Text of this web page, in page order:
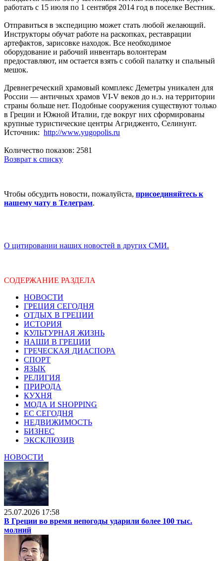
работать с 15 июля по 1 сентября 2014 год в поселке Вестник.
Отправиться в экспедицию может стать любой желающий.
Инструкторы обучат работе на раскопках, реставрации
артефактов, зарисовке находок. Все необходимое
оборудование и рабочий инвентарь волонтерам
предоставляют, им остается взять с собой палатку и спальный
мешок.
Древнегреческий храмовый комплекс Деметры уникален для
России — античных храмов VI-V веков до н.э. на территории
страны больше нет. Подобные сооружения существуют только
в Греции и Южной Италии, где вокруг них сформированы
крупные туристические центры Агридженто, Селинунт.
Источник: http://www.yugopolis.ru
Количество показов: 2581
Возврат к списку
Чтобы обсудить новости, пожалуйста, присоединяйтесь к
нашему чату в Телеграм.
О цитировании наших новостей в других СМИ.
СОДЕРЖАНИЕ РАЗДЕЛА
НОВОСТИ
ГРЕЦИЯ СЕГОДНЯ
ОТДЫХ В ГРЕЦИИ
ИСТОРИЯ
КУЛЬТУРНАЯ ЖИЗНЬ
НАШИ В ГРЕЦИИ
ГРЕЧЕСКАЯ ДИАСПОРА
СПОРТ
ЯЗЫК
РЕЛИГИЯ
ПРИРОДА
КУХНЯ
МОДА И SHOPPING
ЕС СЕГОДНЯ
НЕДВИЖИМОСТЬ
БИЗНЕС
ЭКСКЛЮЗИВ
НОВОСТИ
25.07.2026 17:58
В Греции во время непогоды ударили более 100 тыс.
молний